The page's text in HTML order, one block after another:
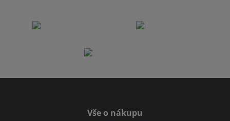
Vše o nákupu